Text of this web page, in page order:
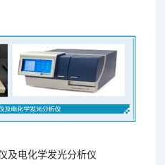
电化学发光分析仪